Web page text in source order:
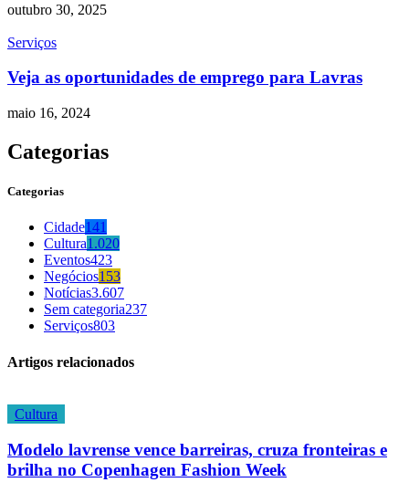
outubro 30, 2025
Serviços
Veja as oportunidades de emprego para Lavras
maio 16, 2024
Categorias
Categorias
Cidade141
Cultura1.020
Eventos423
Negócios153
Notícias3.607
Sem categoria237
Serviços803
Artigos relacionados
Cultura
Modelo lavrense vence barreiras, cruza fronteiras e
brilha no Copenhagen Fashion Week